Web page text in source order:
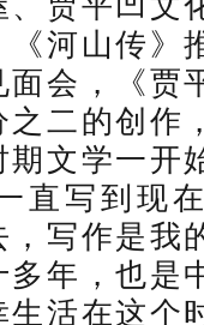
《河山传
会，《贾
二的创作
文学一开
直写到现
写作是我
年，也是
活在这个